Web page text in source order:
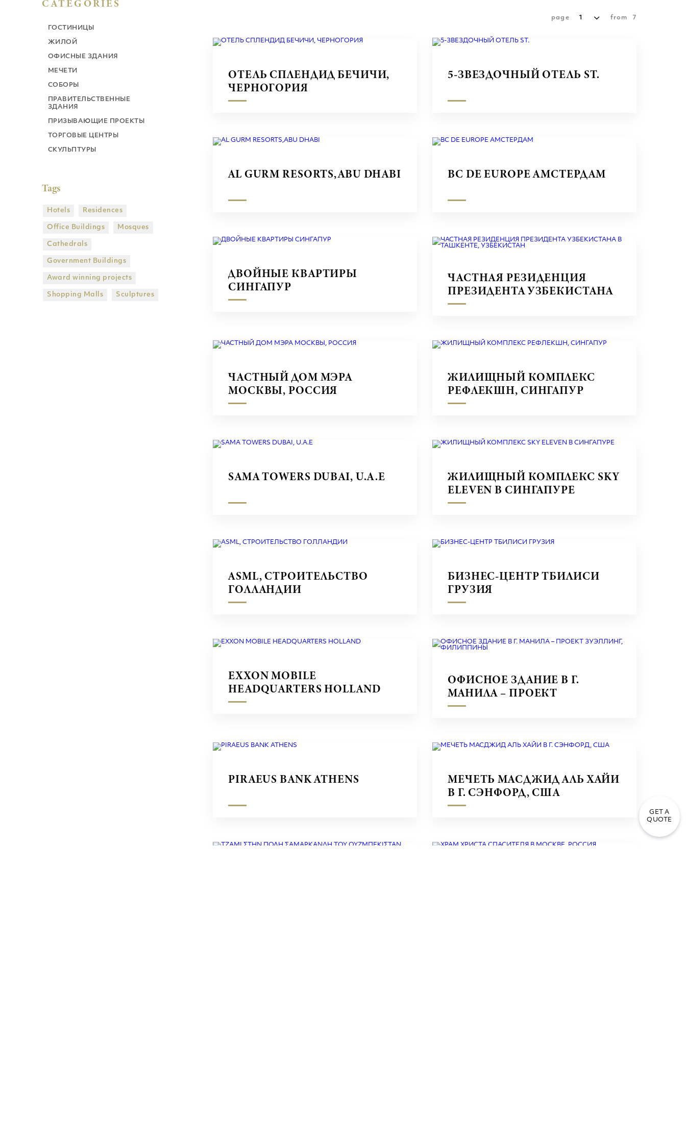
GET A
QUOTE
CATEGORIES
ГОСТИНИЦЫ
ЖИЛОЙ
ОФИСНЫЕ ЗДАНИЯ
МЕЧЕТИ
СОБОРЫ
ПРАВИТЕЛЬСТВЕННЫЕ
ЗДАНИЯ
ПРИЗЫВАЮЩИЕ ПРОЕКТЫ
ТОРГОВЫЕ ЦЕНТРЫ
СКУЛЬПТУРЫ
Tags
Hotels Residences
Office Buildings Mosques
Cathedrals
Government Βuildings
Award winning projects
Shopping Malls Sculptures
page 1 from 7
ОТЕЛЬ СПЛЕНДИД БЕЧИЧИ,
ЧЕРНОГОРИЯ
5-ЗВЕЗДОЧНЫЙ ОТЕЛЬ ST.
AL GURM RESORTS,ABU DHABI BC DE EUROPE АМСТЕРДАМ
ДВОЙНЫЕ КВАРТИРЫ
СИНГАПУР
ЧАСТНАЯ РЕЗИДЕНЦИЯ
ПРЕЗИДЕНТА УЗБЕКИСТАНА
В ТАШКЕНТЕ, УЗБЕКИСТАН
ЧАСТНЫЙ ДОМ МЭРА
МОСКВЫ, РОССИЯ
ЖИЛИЩНЫЙ КОМПЛЕКС
РЕФЛЕКШН, СИНГАПУР
SAMA TOWERS DUBAI, U.A.E
ЖИЛИЩНЫЙ КОМПЛЕКС SKY
ELEVEN В СИНГАПУРЕ
ASML, СТРОИТЕЛЬСТВО
ГОЛЛАНДИИ
БИЗНЕС-ЦЕНТР ТБИЛИСИ
ГРУЗИЯ
EXXON MOBILE
HEADQUARTERS HOLLAND
ОФИСНОЕ ЗДАНИЕ В Г.
МАНИЛА – ПРОЕКТ
ЗУЭЛЛИНГ, ФИЛИППИНЫ
PIRAEUS BANK ATHENS
МЕЧЕТЬ МАСДЖИД АЛЬ ХАЙИ
В Г. СЭНФОРД, США